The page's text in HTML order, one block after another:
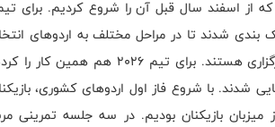
این کار انجام شد و اردوها در حال
میزبان بازیکنان بودیم. در سه جلسه تمرینی